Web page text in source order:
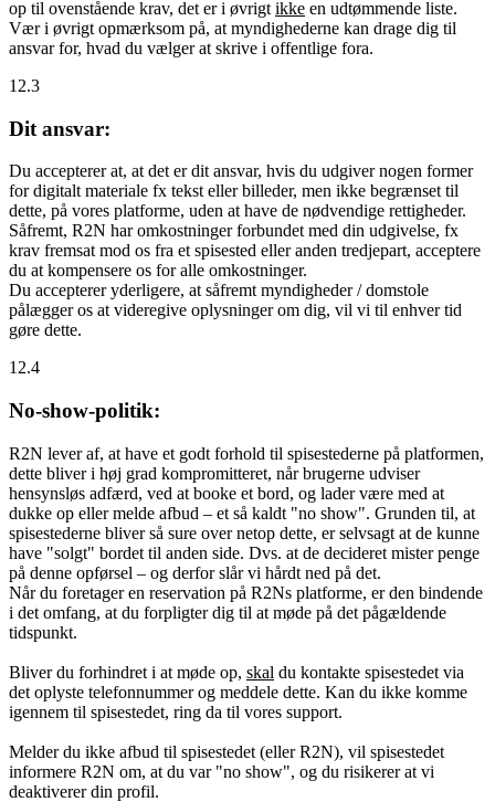
op til ovenstående krav, det er i øvrigt ikke en udtømmende liste.
Vær i øvrigt opmærksom på, at myndighederne kan drage dig til
ansvar for, hvad du vælger at skrive i offentlige fora.
12.3
Dit ansvar:
Du accepterer at, at det er dit ansvar, hvis du udgiver nogen former
for digitalt materiale fx tekst eller billeder, men ikke begrænset til
dette, på vores platforme, uden at have de nødvendige rettigheder.
Såfremt, R2N har omkostninger forbundet med din udgivelse, fx
krav fremsat mod os fra et spisested eller anden tredjepart, acceptere
du at kompensere os for alle omkostninger.
Du accepterer yderligere, at såfremt myndigheder / domstole
pålægger os at videregive oplysninger om dig, vil vi til enhver tid
gøre dette.
12.4
No-show-politik:
R2N lever af, at have et godt forhold til spisestederne på platformen,
dette bliver i høj grad kompromitteret, når brugerne udviser
hensynsløs adfærd, ved at booke et bord, og lader være med at
dukke op eller melde afbud – et så kaldt "no show". Grunden til, at
spisestederne bliver så sure over netop dette, er selvsagt at de kunne
have "solgt" bordet til anden side. Dvs. at de decideret mister penge
på denne opførsel – og derfor slår vi hårdt ned på det.
Når du foretager en reservation på R2Ns platforme, er den bindende
i det omfang, at du forpligter dig til at møde på det pågældende
tidspunkt.
Bliver du forhindret i at møde op, skal du kontakte spisestedet via
det oplyste telefonnummer og meddele dette. Kan du ikke komme
igennem til spisestedet, ring da til vores support.
Melder du ikke afbud til spisestedet (eller R2N), vil spisestedet
informere R2N om, at du var "no show", og du risikerer at vi
deaktiverer din profil.